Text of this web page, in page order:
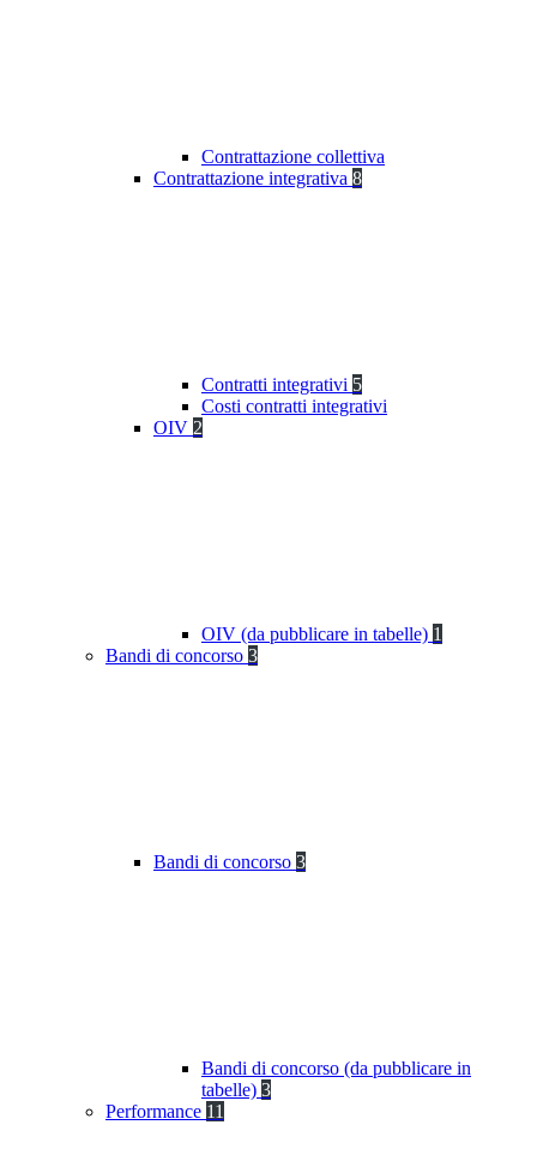
Contrattazione collettiva
Contrattazione integrativa 8
Contratti integrativi 5
Costi contratti integrativi
OIV 2
OIV (da pubblicare in tabelle) 1
Bandi di concorso 3
Bandi di concorso 3
Bandi di concorso (da pubblicare in
tabelle) 3
Performance 11